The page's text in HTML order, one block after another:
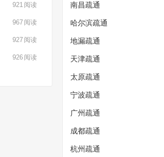
921 阅读
967 阅读
927 阅读
926 阅读
南昌疏通
哈尔滨疏通
地漏疏通
天津疏通
太原疏通
宁波疏通
广州疏通
成都疏通
杭州疏通